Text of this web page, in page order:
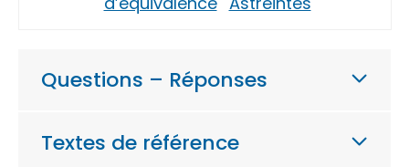
Questions – Réponses
Textes de référence